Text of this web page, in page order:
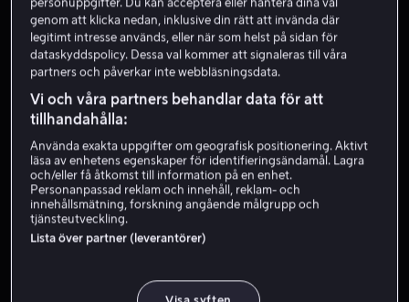
Leva utan att dö – pandemin med
diabetes
Dokumentärfilm
HD
Skaffa Viaplay
I en specialgjord dokumentär beger sig Peter Jihde ut i
genom att klicka nedan, inklusive din rätt att invända där
legitimt intresse används, eller när som helst på sidan för
dataskyddspolicy. Dessa val kommer att signaleras till våra
partners och påverkar inte webbläsningsdata.
Vi och våra partners behandlar data för att
tillhandahålla:
Använda exakta uppgifter om geografisk positionering. Aktivt
läsa av enhetens egenskaper för identifieringsändamål. Lagra
och/eller få åtkomst till information på en enhet.
Personanpassad reklam och innehåll, reklam- och
innehållsmätning, forskning angående målgrupp och
tjänsteutveckling.
Lista över partner (leverantörer)